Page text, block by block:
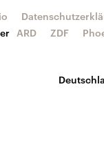
ARD ZDF